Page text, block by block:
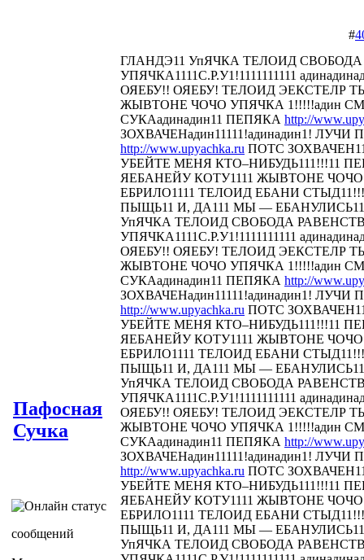
Пафосная
Сучка
сообщений
#
ГЛАНДЭ11 УпЯЧКА ТЕЛОИД
УПЯЧКА1111С.Р.У1!1111111111
ОЯЕБУ!! ОЯЕБУ! ТЕЛОИД ЭЕКСТЕЛР
ЖЫВТОНЕ ЧОЧО УПЯЧКА 1!!!!!адин
СУКАадинадин11 ПЕПЯКА http://
ЗОХВАЧЕНадин11111!адинадин1! ЛУЧИ
http://www.upyachka.ru ПОТС
УБЕЙТЕ МЕНЯ КТО–НИБУДЬ111!!!11
ЯЕБАНЕЙУ КОТУ1111 ЖЫВТОНЕ ЧОЧО
ЕБРИЛО1111 ТЕЛОИД ЕБАНИ СТЫД11!!!
ПЫЩЬ11 И, ДА111 МЫ —
УпЯЧКА ТЕЛОИД СВОБОДА
УПЯЧКА1111С.Р.У1!1111111111
ОЯЕБУ!! ОЯЕБУ! ТЕЛОИД ЭЕКСТЕЛР
ЖЫВТОНЕ ЧОЧО УПЯЧКА 1!!!!!адин
СУКАадинадин11 ПЕПЯКА http://
ЗОХВАЧЕНадин11111!адинадин1! ЛУЧИ
http://www.upyachka.ru ПОТС
УБЕЙТЕ МЕНЯ КТО–НИБУДЬ111!!!11
ЯЕБАНЕЙУ КОТУ1111 ЖЫВТОНЕ ЧОЧО
ЕБРИЛО1111 ТЕЛОИД ЕБАНИ СТЫД11!!!
ПЫЩЬ11 И, ДА111 МЫ —
УпЯЧКА ТЕЛОИД СВОБОДА
УПЯЧКА1111С.Р.У1!1111111111
ОЯЕБУ!! ОЯЕБУ! ТЕЛОИД ЭЕКСТЕЛР
ЖЫВТОНЕ ЧОЧО УПЯЧКА 1!!!!!адин
СУКАадинадин11 ПЕПЯКА http://
ЗОХВАЧЕНадин11111!адинадин1! ЛУЧИ
http://www.upyachka.ru ПОТС
УБЕЙТЕ МЕНЯ КТО–НИБУДЬ111!!!11
ЯЕБАНЕЙУ КОТУ1111 ЖЫВТОНЕ ЧОЧО
ЕБРИЛО1111 ТЕЛОИД ЕБАНИ СТЫД11!!!
ПЫЩЬ11 И, ДА111 МЫ —
УпЯЧКА ТЕЛОИД СВОБОДА